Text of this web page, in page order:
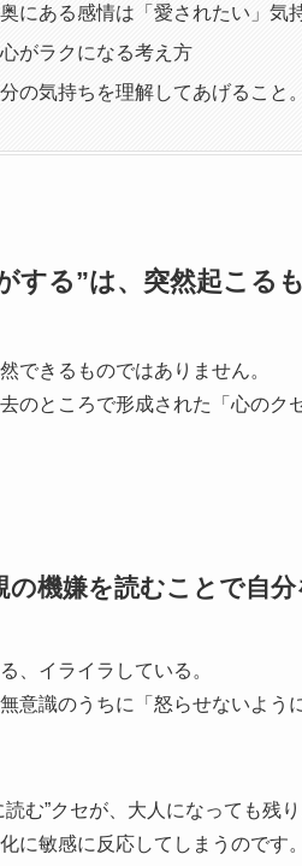
にある感情は「愛されたい」気
がラクになる考え方
の気持ちを理解してあげること。
する”は、突然起こる
できるものではありません。
のところで形成された「心のク
の機嫌を読むことで自
、イライラしている。
意識のうちに「怒らせないよ
む”クセが、大人になっても残り
に敏感に反応してしまうのです。